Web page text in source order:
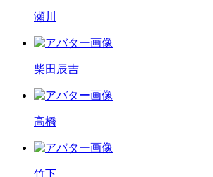
瀬川
柴田辰吉
高橋
竹下